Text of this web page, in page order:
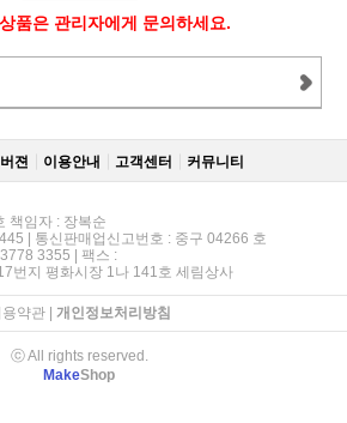
품은 관리자에게 문의하세요.
젼 이용안내 고객센터 커뮤니티
책임자 : 장복순
| 통신판매업신고번호 : 중구 04266 호
3355 | 팩스 :
번지 평화시장 1나 141호 세림상사
용약관| 개인정보처리방침
ⓒ All rights reserved.
MakeShop